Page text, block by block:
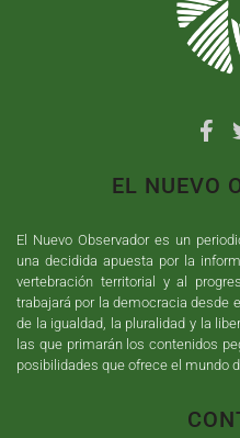
EL NUEVO
El Nuevo Observador es un
una decidida apuesta por la
vertebración territorial y al
trabajará por la democracia desde
de la igualdad, la pluralidad y la
las que primarán los contenidos
posibilidades que ofrece el mundo